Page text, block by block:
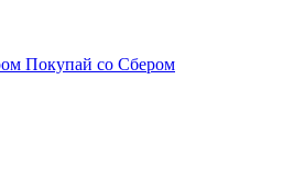
Покупай со Сбером